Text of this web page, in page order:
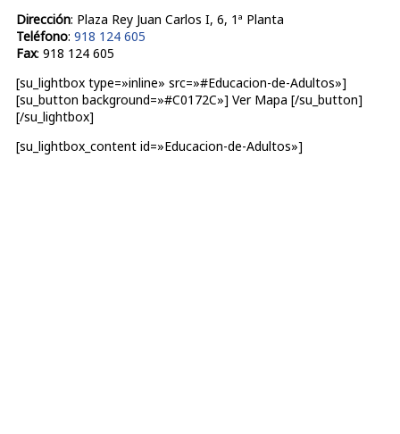
Dirección: Plaza Rey Juan Carlos I, 6, 1ª Planta
Teléfono: 918 124 605
Fax: 918 124 605
[su_lightbox type=»inline» src=»#Educacion-de-Adultos»]
[su_button background=»#C0172C»] Ver Mapa [/su_button]
[/su_lightbox]
[su_lightbox_content id=»Educacion-de-Adultos»]